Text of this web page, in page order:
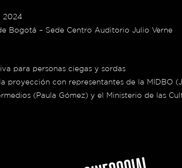
2024
Bogotá – Sede Centro Auditorio Julio Verne
para personas ciegas y sordas
proyección con representantes de la MIDBO
(Paula Gómez) y el Ministerio de las